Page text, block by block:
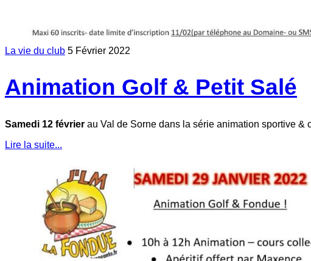
La vie du club 5 Février 2022
Animation Golf & Petit Salé
Samedi 12 février au Val de Sorne dans la série animation sportive &
Lire la suite...